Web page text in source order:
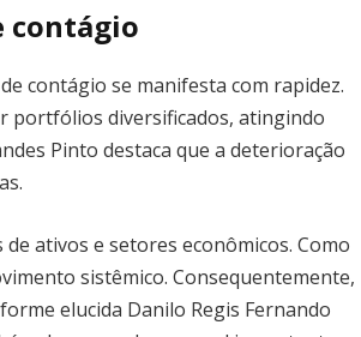
contágio
contágio se manifesta com rapidez.
portfólios diversificados, atingindo
Pinto destaca que a deterioração
ativos e setores econômicos. Como
sistêmico. Consequentemente,
elucida Danilo Regis Fernando